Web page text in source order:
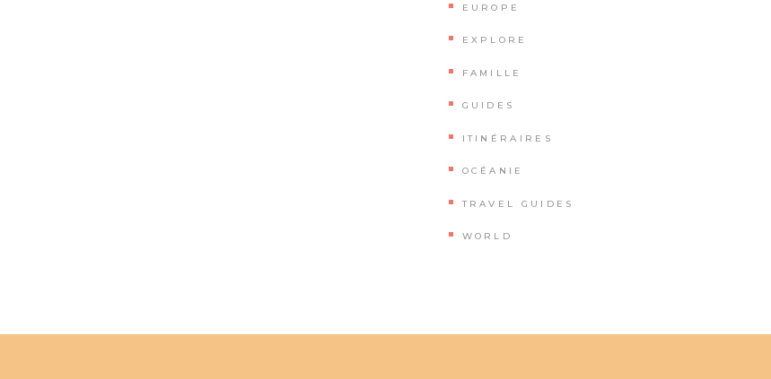
EUROPE
EXPLORE
FAMILLE
GUIDES
ITINÉRAIRES
OCÉANIE
TRAVEL GUIDES
WORLD